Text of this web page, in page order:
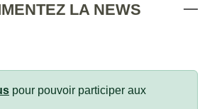
LA NEWS
pour pouvoir participer aux